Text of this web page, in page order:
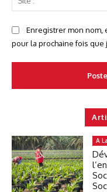
Enregistrer mon nom,
pour la prochaine fois que
A